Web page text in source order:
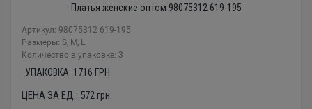
Платья женские оптом 98075312 619-195
Артикул: 98075312 619-195
Размеры: S, M, L
Количество в упаковке: 3
УПАКОВКА: 1716 ГРН.
ЦЕНА ЗА ЕД.: 572грн.